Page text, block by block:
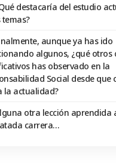
destacaría del estudio
temas?
aunque ya has ido
algunos, ¿qué otros
has observado en la
Social desde que
la actualidad?
otra lección aprendida
carrera…